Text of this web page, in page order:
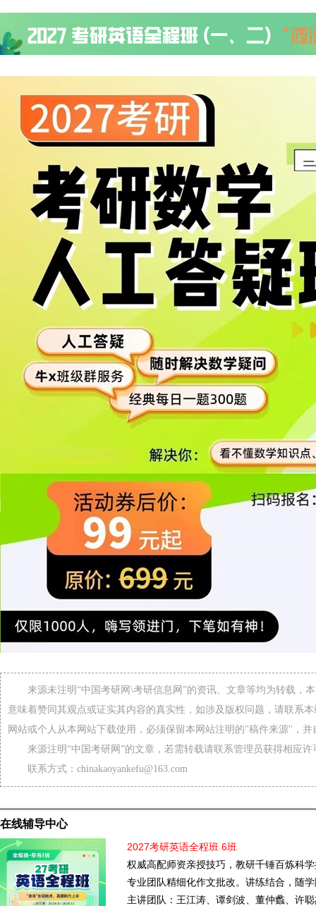
来源未注明“中国考研网\考研信息网”的资讯、文章等均为转载，
意味着赞同其观点或证实其内容的真实性，如涉及版权问题，请联系
网站或个人从本网站下载使用，必须保留本网站注明的"稿件来源"，
来源注明“中国考研网”的文章，若需转载请联系管理员获得相应许
联系方式：chinakaoyankefu@163.com
在线辅导中心
2027考研英语全程班 6班
权威高配师资亲授技巧，教研千锤百炼科
专业团队精细化作文批改。讲练结合，随
主讲团队：王江涛、谭剑波、董仲蠡、许